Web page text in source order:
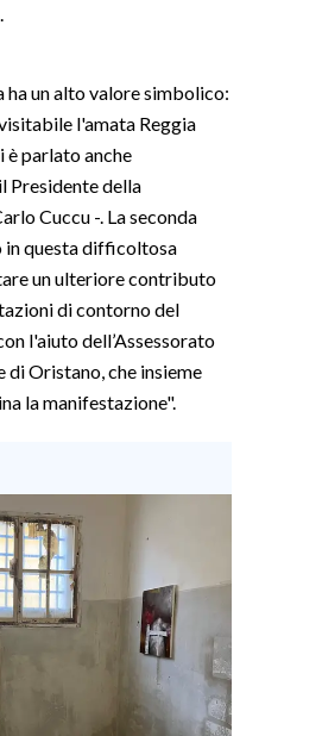
ha un alto valore simbolico:
l'amata Reggia
è parlato anche
Presidente della
Cuccu -. La seconda
in questa difficoltosa
un ulteriore contributo
di contorno del
l'aiuto dell’Assessorato
di Oristano, che insieme
la manifestazione".